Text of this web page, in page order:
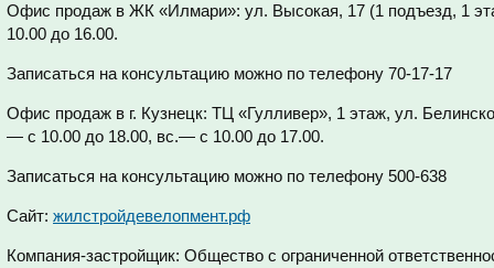
Офис продаж в ЖК «Илмари»: ул. Высокая, 17 (1 подъезд, 1
10.00 до 16.00.
Записаться на консультацию можно по телефону 70-17-17
Офис продаж в г. Кузнецк: ТЦ «Гулливер», 1 этаж, ул.
— с 10.00 до 18.00, вс.— с 10.00 до 17.00.
Записаться на консультацию можно по телефону 500-638
Сайт: жилстройдевелопмент.рф
Компания-застройщик: Общество с ограниченной